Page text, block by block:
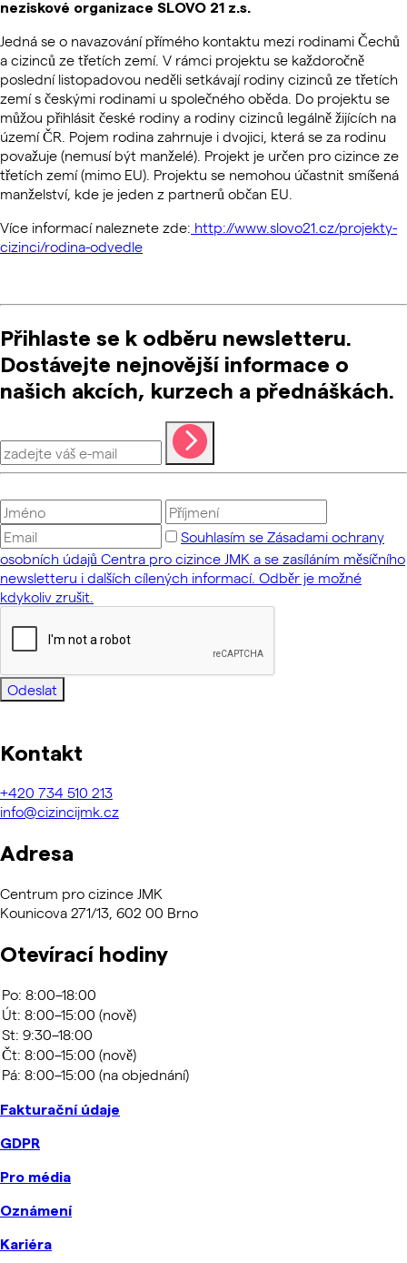
neziskové organizace SLOVO 21 z.s.
Jedná se o navazování přímého kontaktu mezi rodinami Čechů
a cizinců ze třetích zemí. V rámci projektu se každoročně
poslední listopadovou neděli setkávají rodiny cizinců ze třetích
zemí s českými rodinami u společného oběda. Do projektu se
můžou přihlásit české rodiny a rodiny cizinců legálně žijících na
území ČR. Pojem rodina zahrnuje i dvojici, která se za rodinu
považuje (nemusí být manželé). Projekt je určen pro cizince ze
třetích zemí (mimo EU). Projektu se nemohou účastnit smíšená
manželství, kde je jeden z partnerů občan EU.
Více informací naleznete zde: http://www.slovo21.cz/projekty-
cizinci/rodina-odvedle
Přihlaste se k odběru newsletteru.
Dostávejte nejnovější informace o
našich akcích, kurzech a přednáškách.
Souhlasím se Zásadami ochrany
osobních údajů Centra pro cizince JMK a se zasíláním měsíčního
newsletteru i dalších cílených informací. Odběr je možné
kdykoliv zrušit.
Odeslat
Kontakt
+420 734 510 213
info@cizincijmk.cz
Adresa
Centrum pro cizince JMK
Kounicova 271/13, 602 00 Brno
Otevírací hodiny
Fakturační údaje
GDPR
Pro média
Oznámení
Kariéra